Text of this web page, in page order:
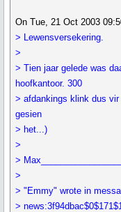
On Tue, 21 Oct 2003
> Lewensversekering.
>
> Tien jaar gelede was
hoofkantoor. 300
> afdankings klink dus
gesien
> het...)
>
>
>
> "Emmy" wrote in
>